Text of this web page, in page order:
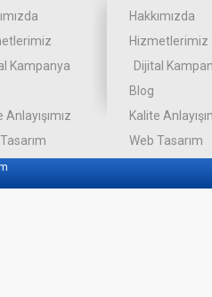
Kampanya
Anlayışımız
Hakkımızda
Hizmetlerimiz
Dijital
Blog
Kalite
Web Tasarım